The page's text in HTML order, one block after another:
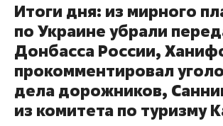
Итоги дня: из мирного
по Украине убрали
Донбасса России,
прокомментировал
дела дорожников,
из комитета по туризму